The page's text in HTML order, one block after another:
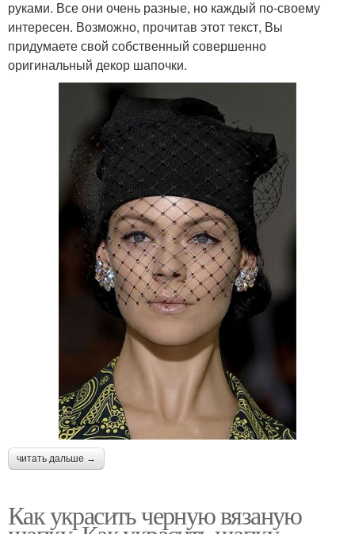
руками. Все они очень разные, но каждый по-своему
интересен. Возможно, прочитав этот текст, Вы
придумаете свой собственный совершенно
оригинальный декор шапочки.
читать дальше →
Как украсить черную вязаную